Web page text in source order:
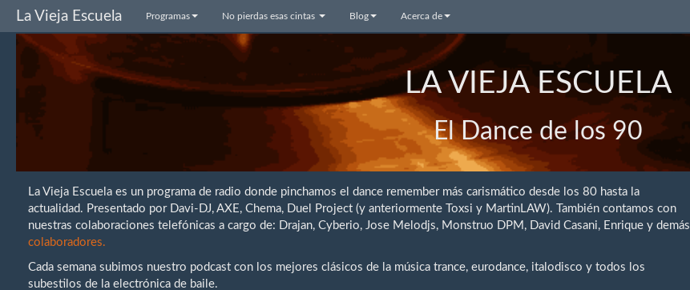
La Vieja Escuela Programas No pierdas esas cintas Blog Acerca de
LA VIEJA ESCUELA
El Dance de los 90
La Vieja Escuela es un programa de radio donde pinchamos el dance remember más carismático desde los 80 hasta la
actualidad. Presentado por Davi-DJ, AXE, Chema, Duel Project (y anteriormente Toxsi y MartinLAW). También contamos con
nuestras colaboraciones telefónicas a cargo de: Drajan, Cyberio, Jose Melodjs, Monstruo DPM, David Casani, Enrique y demás
colaboradores.
Cada semana subimos nuestro podcast con los mejores clásicos de la música trance, eurodance, italodisco y todos los
subestilos de la electrónica de baile.